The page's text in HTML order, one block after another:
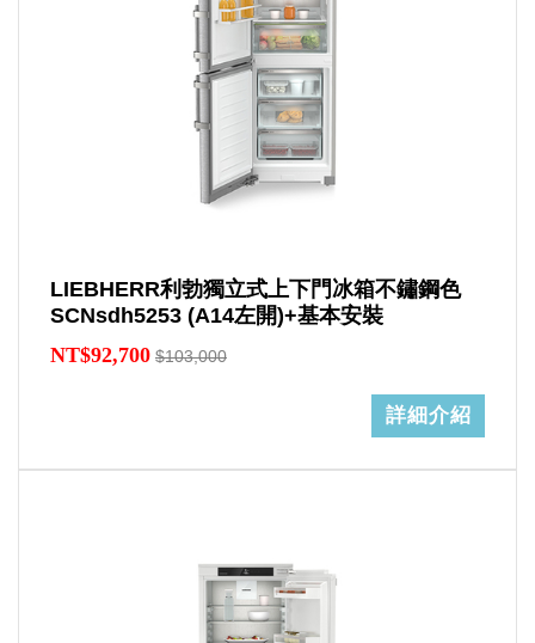
LIEBHERR利勃獨立式上下門冰箱不鏽鋼色
SCNsdh5253 (A14左開)+基本安裝
NT$92,700 $103,000
詳細介紹